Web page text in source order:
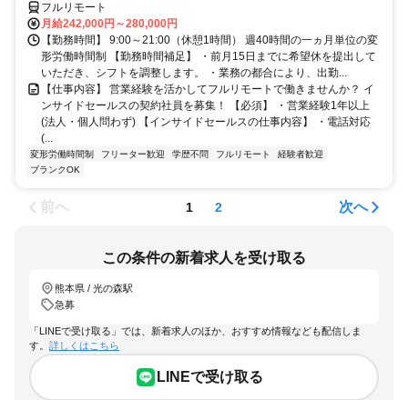
フルリモート
月給242,000円～280,000円
【勤務時間】 9:00～21:00（休憩1時間） 週40時間の一ヵ月単位の変
形労働時間制 【勤務時間補足】 ・前月15日までに希望休を提出して
いただき、シフトを調整します。 ・業務の都合により、出勤...
【仕事内容】 営業経験を活かしてフルリモートで働きませんか？ イ
ンサイドセールスの契約社員を募集！ 【必須】 ・営業経験1年以上
(法人・個人問わず) 【インサイドセールスの仕事内容】 ・電話対応
(...
変形労働時間制 フリーター歓迎 学歴不問 フルリモート
経験者歓迎
ブランクOK
前へ 1 2 次へ
この条件の新着求人を受け取る
熊本県 / 光の森駅
急募
「LINEで受け取る」では、新着求人のほか、おすすめ情報なども配信しま
す。 詳しくはこちら
LINEで受け取る